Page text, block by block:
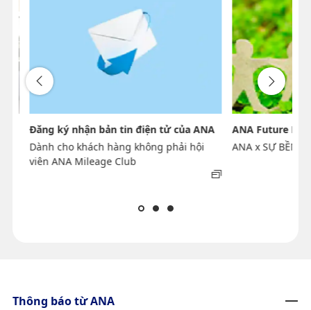
Đăng ký nhận bản tin điện tử của ANA
Dành cho khách hàng không phải hội
viên ANA Mileage Club
ANA Future
ANA x SỰ BỀN
Thông báo từ ANA